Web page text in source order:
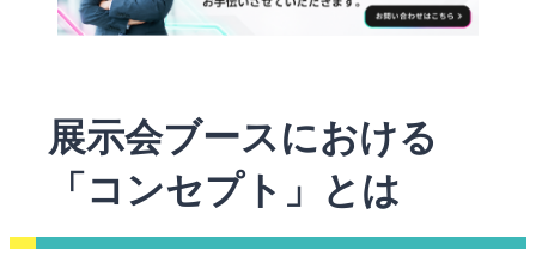
展示会ブースにおける
「コンセプト」とは